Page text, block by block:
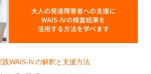
践WAIS-Ⅳの解釈と支援方法